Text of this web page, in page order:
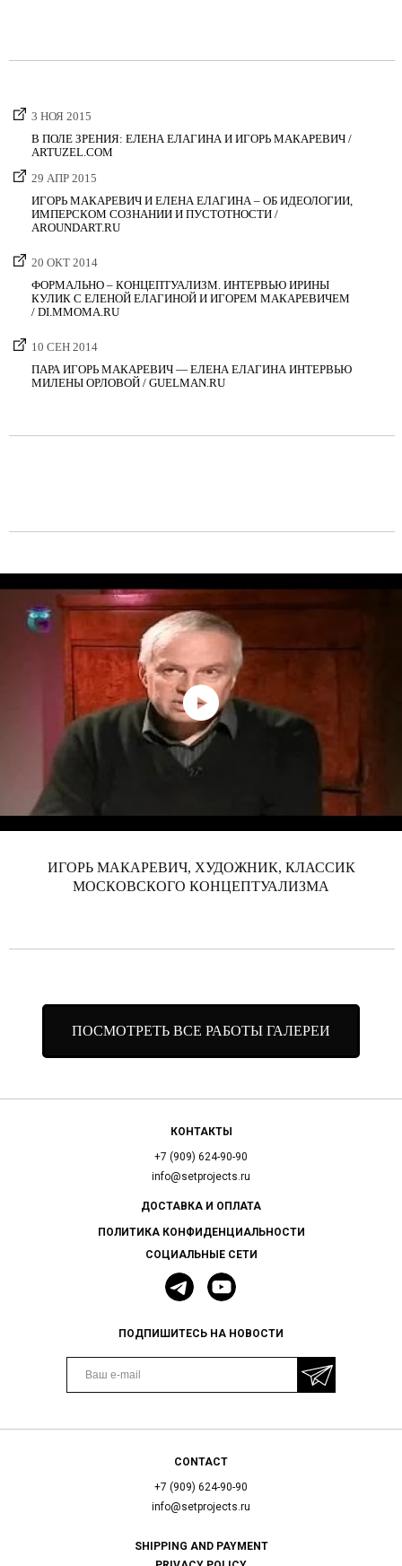
3 НОЯ 2015
В ПОЛЕ ЗРЕНИЯ: ЕЛЕНА ЕЛАГИНА И ИГОРЬ МАКАРЕВИЧ /
ARTUZEL.COM
29 АПР 2015
ИГОРЬ МАКАРЕВИЧ И ЕЛЕНА ЕЛАГИНА – ОБ ИДЕОЛОГИИ,
ИМПЕРСКОМ СОЗНАНИИ И ПУСТОТНОСТИ /
AROUNDART.RU
20 ОКТ 2014
ФОРМАЛЬНО – КОНЦЕПТУАЛИЗМ. ИНТЕРВЬЮ ИРИНЫ
КУЛИК С ЕЛЕНОЙ ЕЛАГИНОЙ И ИГОРЕМ МАКАРЕВИЧЕМ
/ DI.MMOMA.RU
10 СЕН 2014
ПАРА ИГОРЬ МАКАРЕВИЧ — ЕЛЕНА ЕЛАГИНА ИНТЕРВЬЮ
МИЛЕНЫ ОРЛОВОЙ / GUELMAN.RU
ИГОРЬ МАКАРЕВИЧ, ХУДОЖНИК, КЛАССИК
МОСКОВСКОГО КОНЦЕПТУАЛИЗМА
ПОСМОТРЕТЬ ВСЕ РАБОТЫ ГАЛЕРЕИ
КОНТАКТЫ
+7 (909) 624-90-90
info@setprojects.ru
СОЦИАЛЬНЫЕ СЕТИ
ПОДПИШИТЕСЬ НА НОВОСТИ
ДОСТАВКА И ОПЛАТА
ПОЛИТИКА КОНФИДЕНЦИАЛЬНОСТИ
CONTACT
+7 (909) 624-90-90
info@setprojects.ru
SHIPPING AND PAYMENT